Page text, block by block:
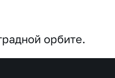
орбите.